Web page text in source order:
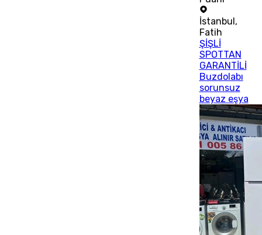
İstanbul,
Fatih
ŞİŞLİ
SPOTTAN
GARANTİLİ
Buzdolabı
sorunsuz
beyaz eşya